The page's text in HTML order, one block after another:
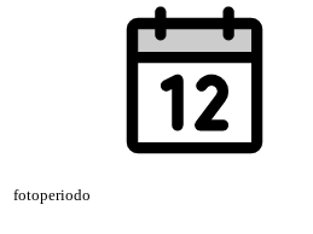
fotoperiodo